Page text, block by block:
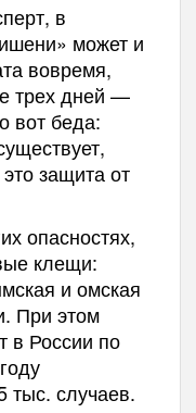
в
может и
вовремя,
трех дней —
вот беда:
защита от
опасностях,
клещи:
и омская
При этом
в России по
тыс. случаев.